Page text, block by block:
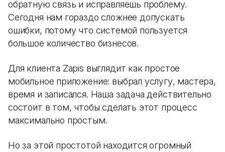
обратную связь и исправляешь проблему.
Сегодня нам гораздо сложнее допускать
ошибки, потому что системой пользуется
большое количество бизнесов.
Для клиента Zapis выглядит как простое
мобильное приложение: выбрал услугу, мастера,
время и записался. Наша задача действительно
состоит в том, чтобы сделать этот процесс
максимально простым.
Но за этой простотой находится огромный